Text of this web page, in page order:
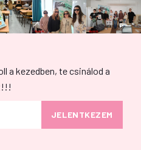
a kezedben, te csinálod a